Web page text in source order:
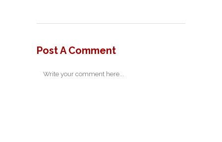
Post A Comment